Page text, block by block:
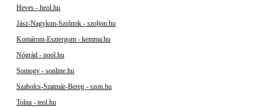
Heves - heol.hu
Jász-Nagykun-Szolnok - szoljon.hu
Komárom-Esztergom - kemma.hu
Nógrád - nool.hu
Somogy - sonline.hu
Szabolcs-Szatmár-Bereg - szon.hu
Tolna - teol.hu